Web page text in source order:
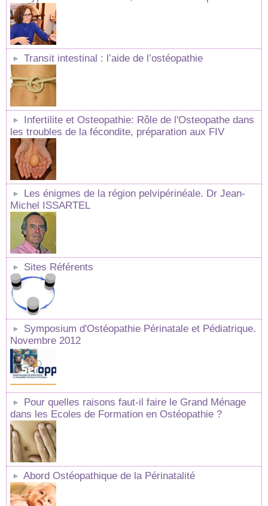
Transit intestinal : l’aide de l’ostéopathie
Infertilite et Osteopathie: Rôle de l'Osteopathe dans
les troubles de la fécondite, préparation aux FIV
Les énigmes de la région pelvipérinéale. Dr Jean-
Michel ISSARTEL
Sites Référents
Symposium d'Ostéopathie Périnatale et Pédiatrique.
Novembre 2012
Pour quelles raisons faut-il faire le Grand Ménage
dans les Ecoles de Formation en Ostéopathie ?
Abord Ostéopathique de la Périnatalité